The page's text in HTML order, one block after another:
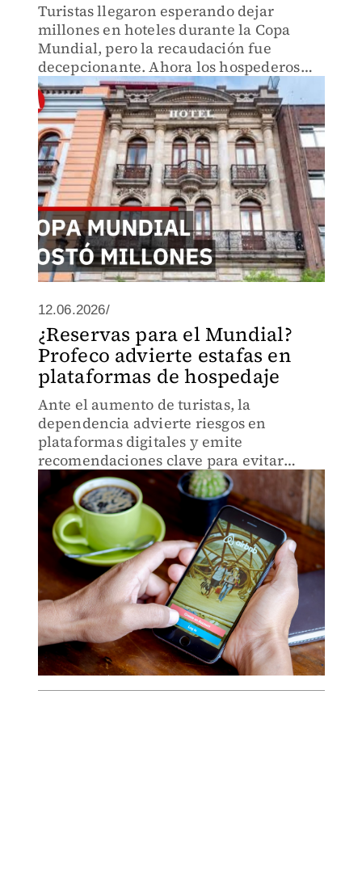
Turistas llegaron esperando dejar
millones en hoteles durante la Copa
Mundial, pero la recaudación fue
decepcionante. Ahora los hospederos
pagarán el costo: impuestos progresivos
que subirán hasta 7%. Conoce cómo
afecta a quienes viven del turismo
12.06.2026/
¿Reservas para el Mundial?
Profeco advierte estafas en
plataformas de hospedaje
Ante el aumento de turistas, la
dependencia advierte riesgos en
plataformas digitales y emite
recomendaciones clave para evitar
estafas.